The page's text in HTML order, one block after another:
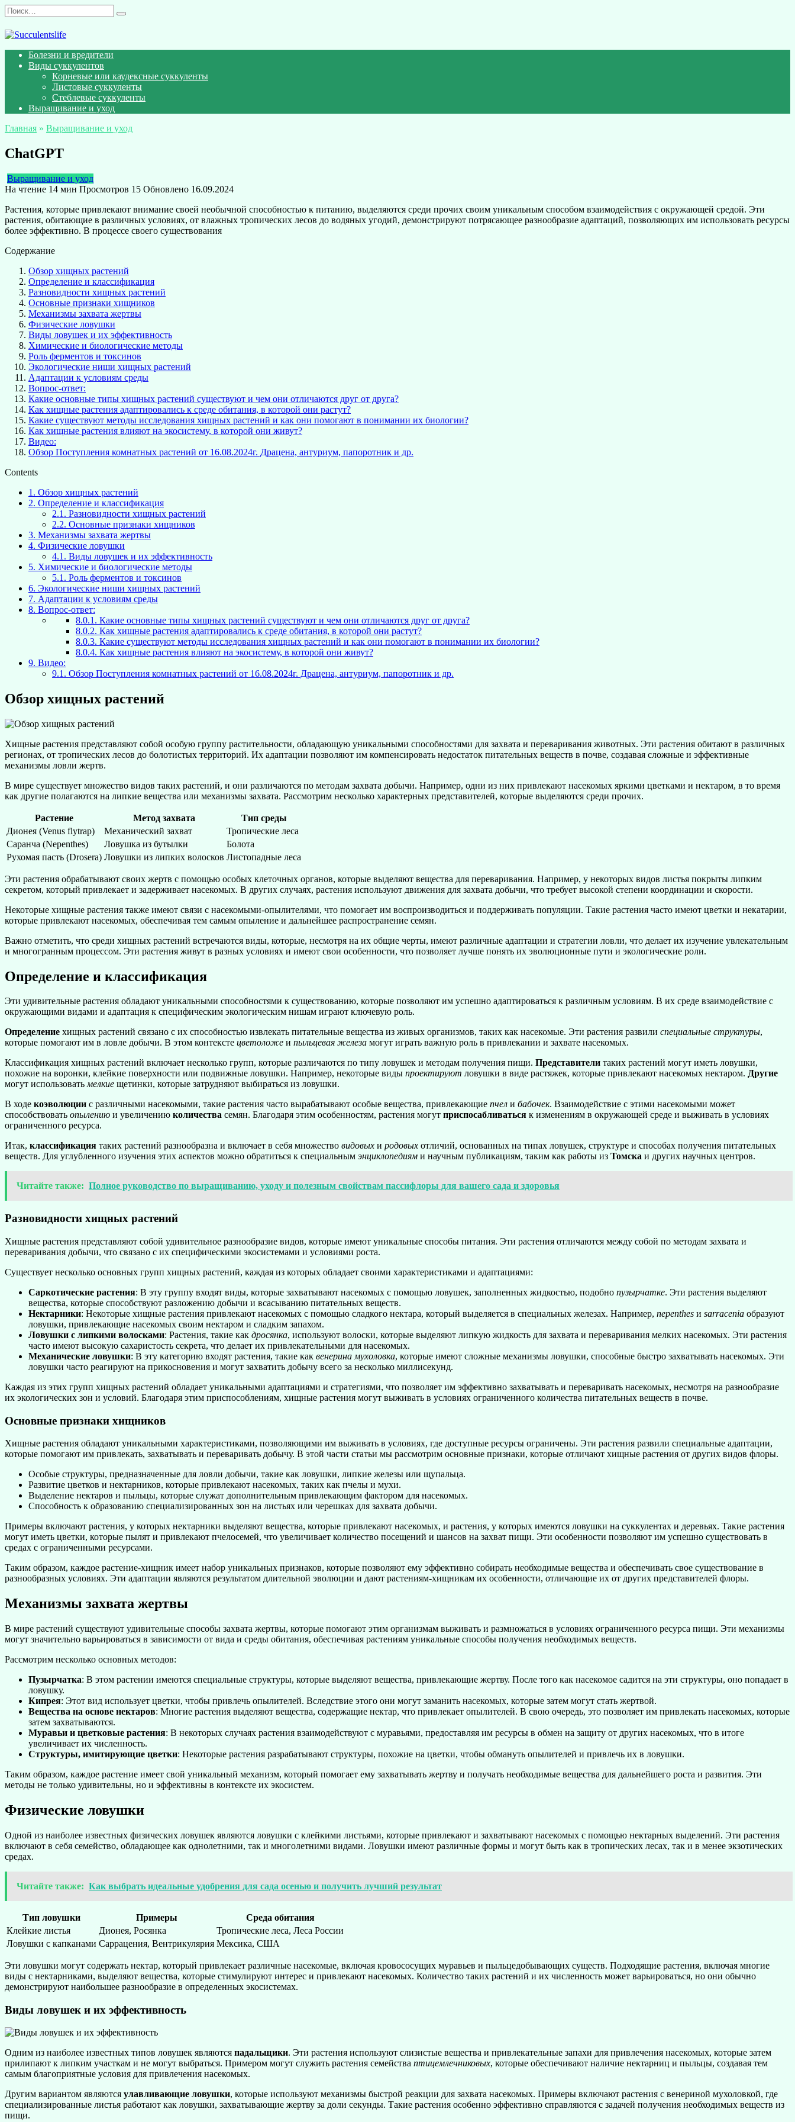
Перейти
к
содержанию
Search
for:
Болезни и вредители
Виды суккулентов
Корневые или каудексные суккуленты
Листовые суккуленты
Стеблевые суккуленты
Выращивание и уход
Главная » Выращивание и уход
ChatGPT
Выращивание и уход
На чтение 14 мин Просмотров 15 Обновлено 16.09.2024
Растения, которые привлекают внимание своей необычной способностью к питанию, выделяются среди прочих своим уникальным способом взаимодействия с окружающей средой. Эти
растения, обитающие в различных условиях, от влажных тропических лесов до водяных угодий, демонстрируют потрясающее разнообразие адаптаций, позволяющих им использовать ресурсы
более эффективно. В процессе своего существования
Содержание
Обзор хищных растений
Определение и классификация
Разновидности хищных растений
Основные признаки хищников
Механизмы захвата жертвы
Физические ловушки
Виды ловушек и их эффективность
Химические и биологические методы
Роль ферментов и токсинов
Экологические ниши хищных растений
Адаптации к условиям среды
Вопрос-ответ:
Какие основные типы хищных растений существуют и чем они отличаются друг от друга?
Как хищные растения адаптировались к среде обитания, в которой они растут?
Какие существуют методы исследования хищных растений и как они помогают в понимании их биологии?
Как хищные растения влияют на экосистему, в которой они живут?
Видео:
Обзор Поступления комнатных растений от 16.08.2024г. Драцена, антуриум, папоротник и др.
Contents
1. Обзор хищных растений
2. Определение и классификация
2.1. Разновидности хищных растений
2.2. Основные признаки хищников
3. Механизмы захвата жертвы
4. Физические ловушки
4.1. Виды ловушек и их эффективность
5. Химические и биологические методы
5.1. Роль ферментов и токсинов
6. Экологические ниши хищных растений
7. Адаптации к условиям среды
8. Вопрос-ответ:
8.0.1. Какие основные типы хищных растений существуют и чем они отличаются друг от друга?
8.0.2. Как хищные растения адаптировались к среде обитания, в которой они растут?
8.0.3. Какие существуют методы исследования хищных растений и как они помогают в понимании их биологии?
8.0.4. Как хищные растения влияют на экосистему, в которой они живут?
9. Видео:
9.1. Обзор Поступления комнатных растений от 16.08.2024г. Драцена, антуриум, папоротник и др.
Обзор хищных растений
Хищные растения представляют собой особую группу растительности, обладающую уникальными способностями для захвата и переваривания животных. Эти растения обитают в различных
регионах, от тропических лесов до болотистых территорий. Их адаптации позволяют им компенсировать недостаток питательных веществ в почве, создавая сложные и эффективные
механизмы ловли жертв.
В мире существует множество видов таких растений, и они различаются по методам захвата добычи. Например, одни из них привлекают насекомых яркими цветками и нектаром, в то время
как другие полагаются на липкие вещества или механизмы захвата. Рассмотрим несколько характерных представителей, которые выделяются среди прочих.
Растение Метод захвата
Тип среды
Дионея (Venus flytrap)
Механический захват
Тропические леса
Саранча (Nepenthes)
Ловушка из бутылки
Болота
Рухомая пасть (Drosera) Ловушки из липких волосков Листопадные леса
Эти растения обрабатывают своих жертв с помощью особых клеточных органов, которые выделяют вещества для переваривания. Например, у некоторых видов листья покрыты липким
секретом, который привлекает и задерживает насекомых. В других случаях, растения используют движения для захвата добычи, что требует высокой степени координации и скорости.
Некоторые хищные растения также имеют связи с насекомыми-опылителями, что помогает им воспроизводиться и поддерживать популяции. Такие растения часто имеют цветки и некатарии,
которые привлекают насекомых, обеспечивая тем самым опыление и дальнейшее распространение семян.
Важно отметить, что среди хищных растений встречаются виды, которые, несмотря на их общие черты, имеют различные адаптации и стратегии ловли, что делает их изучение увлекательным
и многогранным процессом. Эти растения живут в разных условиях и имеют свои особенности, что позволяет лучше понять их эволюционные пути и экологические роли.
Определение и классификация
Эти удивительные растения обладают уникальными способностями к существованию, которые позволяют им успешно адаптироваться к различным условиям. В их среде взаимодействие с
окружающими видами и адаптация к специфическим экологическим нишам играют ключевую роль.
Определение хищных растений связано с их способностью извлекать питательные вещества из живых организмов, таких как насекомые. Эти растения развили специальные структуры,
которые помогают им в ловле добычи. В этом контексте цветоложе и пыльцевая железа могут играть важную роль в привлекании и захвате насекомых.
Классификация хищных растений включает несколько групп, которые различаются по типу ловушек и методам получения пищи. Представители таких растений могут иметь ловушки,
похожие на воронки, клейкие поверхности или подвижные ловушки. Например, некоторые виды проектируют ловушки в виде растяжек, которые привлекают насекомых нектаром. Другие
могут использоватьмелкие щетинки, которые затрудняют выбираться из ловушки.
В ходе коэволюции с различными насекомыми, такие растения часто вырабатывают особые вещества, привлекающие пчел и бабочек. Взаимодействие с этими насекомыми может
способствовать опылению и увеличению количества семян. Благодаря этим особенностям, растения могут приспосабливаться к изменениям в окружающей среде и выживать в условиях
ограниченного ресурса.
Итак, классификация таких растений разнообразна и включает в себя множество видовых и родовых отличий, основанных на типах ловушек, структуре и способах получения питательных
веществ. Для углубленного изучения этих аспектов можно обратиться к специальным энциклопедиям и научным публикациям, таким как работы из Томска и других научных центров.
Читайте также: Полное руководство по выращиванию, уходу и полезным свойствам пассифлоры для вашего сада и здоровья
Разновидности хищных растений
Хищные растения представляют собой удивительное разнообразие видов, которые имеют уникальные способы питания. Эти растения отличаются между собой по методам захвата и
переваривания добычи, что связано с их специфическими экосистемами и условиями роста.
Существует несколько основных групп хищных растений, каждая из которых обладает своими характеристиками и адаптациями:
Саркотические растения: В эту группу входят виды, которые захватывают насекомых с помощью ловушек, заполненных жидкостью, подобно пузырчатке. Эти растения выделяют
вещества, которые способствуют разложению добычи и всасыванию питательных веществ.
Нектарники: Некоторые хищные растения привлекают насекомых с помощью сладкого нектара, который выделяется в специальных железах. Например, nepenthes и sarracenia образуют
ловушки, привлекающие насекомых своим нектаром и сладким запахом.
Ловушки с липкими волосками: Растения, такие как дросянка, используют волоски, которые выделяют липкую жидкость для захвата и переваривания мелких насекомых. Эти растения
часто имеют высокую сахаристость секрета, что делает их привлекательными для насекомых.
Механические ловушки: В эту категорию входят растения, такие как венерина мухоловка, которые имеют сложные механизмы ловушки, способные быстро захватывать насекомых. Эти
ловушки часто реагируют на прикосновения и могут захватить добычу всего за несколько миллисекунд.
Каждая из этих групп хищных растений обладает уникальными адаптациями и стратегиями, что позволяет им эффективно захватывать и переваривать насекомых, несмотря на разнообразие
их экологических зон и условий. Благодаря этим приспособлениям, хищные растения могут выживать в условиях ограниченного количества питательных веществ в почве.
Основные признаки хищников
Хищные растения обладают уникальными характеристиками, позволяющими им выживать в условиях, где доступные ресурсы ограничены. Эти растения развили специальные адаптации,
которые помогают им привлекать, захватывать и переваривать добычу. В этой части статьи мы рассмотрим основные признаки, которые отличают хищные растения от других видов флоры.
Особые структуры, предназначенные для ловли добычи, такие как ловушки, липкие железы или щупальца.
Развитие цветков и нектарников, которые привлекают насекомых, таких как пчелы и мухи.
Выделение нектаров и пыльцы, которые служат дополнительным привлекающим фактором для насекомых.
Способность к образованию специализированных зон на листьях или черешках для захвата добычи.
Примеры включают растения, у которых нектарники выделяют вещества, которые привлекают насекомых, и растения, у которых имеются ловушки на суккулентах и деревьях. Такие растения
могут иметь цветки, которые пылят и привлекают пчелосемей, что увеличивает количество посещений и шансов на захват пищи. Эти особенности позволяют им успешно существовать в
средах с ограниченными ресурсами.
Таким образом, каждое растение-хищник имеет набор уникальных признаков, которые позволяют ему эффективно собирать необходимые вещества и обеспечивать свое существование в
разнообразных условиях. Эти адаптации являются результатом длительной эволюции и дают растениям-хищникам их особенности, отличающие их от других представителей флоры.
Механизмы захвата жертвы
В мире растений существуют удивительные способы захвата жертвы, которые помогают этим организмам выживать и размножаться в условиях ограниченного ресурса пищи. Эти механизмы
могут значительно варьироваться в зависимости от вида и среды обитания, обеспечивая растениям уникальные способы получения необходимых веществ.
Рассмотрим несколько основных методов:
Пузырчатка: В этом растении имеются специальные структуры, которые выделяют вещества, привлекающие жертву. После того как насекомое садится на эти структуры, оно попадает в
ловушку.
Кипрея: Этот вид использует цветки, чтобы привлечь опылителей. Вследствие этого они могут заманить насекомых, которые затем могут стать жертвой.
Вещества на основе нектаров: Многие растения выделяют вещества, содержащие нектар, что привлекает опылителей. В свою очередь, это позволяет им привлекать насекомых, которые
затем захватываются.
Муравьи и цветковые растения: В некоторых случаях растения взаимодействуют с муравьями, предоставляя им ресурсы в обмен на защиту от других насекомых, что в итоге
увеличивает их численность.
Структуры, имитирующие цветки: Некоторые растения разрабатывают структуры, похожие на цветки, чтобы обмануть опылителей и привлечь их в ловушки.
Таким образом, каждое растение имеет свой уникальный механизм, который помогает ему захватывать жертву и получать необходимые вещества для дальнейшего роста и развития. Эти
методы не только удивительны, но и эффективны в контексте их экосистем.
Физические ловушки
Одной из наиболее известных физических ловушек являются ловушки с клейкими листьями, которые привлекают и захватывают насекомых с помощью нектарных выделений. Эти растения
включают в себя семейство, обладающее как однолетними, так и многолетними видами. Ловушки имеют различные формы и могут быть как в тропических лесах, так и в менее экзотических
средах.
Читайте также: Как выбрать идеальные удобрения для сада осенью и получить лучший результат
Тип ловушки Примеры
Среда обитания
Клейкие листья
Дионея, Росянка
Тропические леса, Леса России
Ловушки с капканами Саррацения, Вентрикулярия Мексика, США
Эти ловушки могут содержать нектар, который привлекает различные насекомые, включая кровососущих муравьев и пыльцедобывающих существ. Подходящие растения, включая многие
виды с нектарниками, выделяют вещества, которые стимулируют интерес и привлекают насекомых. Количество таких растений и их численность может варьироваться, но они обычно
демонстрируют наибольшее разнообразие в определенных экосистемах.
Виды ловушек и их эффективность
Одним из наиболее известных типов ловушек являются падальщики. Эти растения используют слизистые вещества и привлекательные запахи для привлечения насекомых, которые затем
прилипают к липким участкам и не могут выбраться. Примером могут служить растения семейства птицемлечниковых, которые обеспечивают наличие нектарниц и пыльцы, создавая тем
самым благоприятные условия для привлечения насекомых.
Другим вариантом являются улавливающие ловушки, которые используют механизмы быстрой реакции для захвата насекомых. Примеры включают растения с венериной мухоловкой, где
специализированные листья работают как ловушки, захватывающие жертву за доли секунды. Такие растения особенно эффективно справляются с задачей получения необходимых веществ из
пищи.